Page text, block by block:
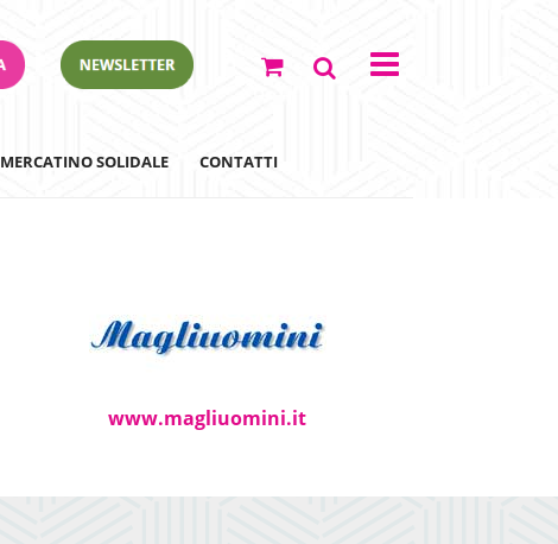
MERCATINO SOLIDALE CONTATTI
www.magliuomini.it